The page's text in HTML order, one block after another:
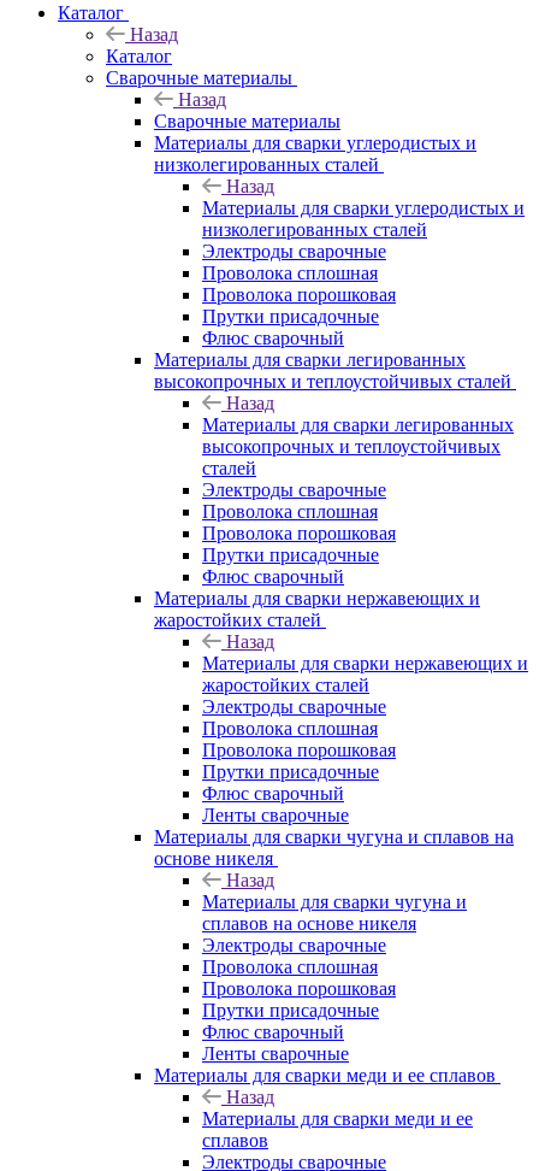
Каталог
Назад
Каталог
Сварочные материалы
Назад
Сварочные материалы
Материалы для сварки углеродистых и
низколегированных сталей
Назад
Материалы для сварки углеродистых и
низколегированных сталей
Электроды сварочные
Проволока сплошная
Проволока порошковая
Прутки присадочные
Флюс сварочный
Материалы для сварки легированных
высокопрочных и теплоустойчивых сталей
Назад
Материалы для сварки легированных
высокопрочных и теплоустойчивых
сталей
Электроды сварочные
Проволока сплошная
Проволока порошковая
Прутки присадочные
Флюс сварочный
Материалы для сварки нержавеющих и
жаростойких сталей
Назад
Материалы для сварки нержавеющих и
жаростойких сталей
Электроды сварочные
Проволока сплошная
Проволока порошковая
Прутки присадочные
Флюс сварочный
Ленты сварочные
Материалы для сварки чугуна и сплавов на
основе никеля
Назад
Материалы для сварки чугуна и
сплавов на основе никеля
Электроды сварочные
Проволока сплошная
Проволока порошковая
Прутки присадочные
Флюс сварочный
Ленты сварочные
Материалы для сварки меди и ее сплавов
Назад
Материалы для сварки меди и ее
сплавов
Электроды сварочные